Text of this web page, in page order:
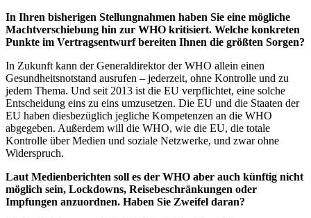
In Ihren bisherigen Stellungnahmen haben Sie eine mögliche
Machtverschiebung hin zur WHO kritisiert. Welche konkreten
Punkte im Vertragsentwurf bereiten Ihnen die größten Sorgen?
In Zukunft kann der Generaldirektor der WHO allein einen
Gesundheitsnotstand ausrufen – jederzeit, ohne Kontrolle und zu
jedem Thema. Und seit 2013 ist die EU verpflichtet, eine solche
Entscheidung eins zu eins umzusetzen. Die EU und die Staaten der
EU haben diesbezüglich jegliche Kompetenzen an die WHO
abgegeben. Außerdem will die WHO, wie die EU, die totale
Kontrolle über Medien und soziale Netzwerke, und zwar ohne
Widerspruch.
Laut Medienberichten soll es der WHO aber auch künftig nicht
möglich sein, Lockdowns, Reisebeschränkungen oder
Impfungen anzuordnen. Haben Sie Zweifel daran?